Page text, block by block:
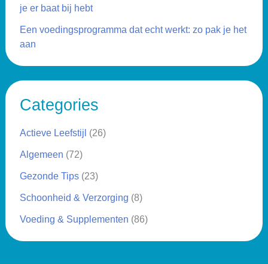
je er baat bij hebt
Een voedingsprogramma dat echt werkt: zo pak je het
aan
Categories
Actieve Leefstijl (26)
Algemeen (72)
Gezonde Tips(23)
Schoonheid & Verzorging (8)
Voeding & Supplementen (86)